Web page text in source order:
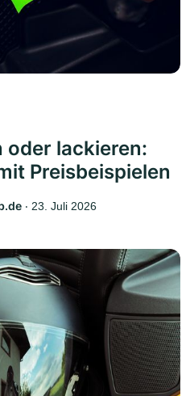
lackieren:
Preisbeispielen
‧ 23. Juli 2026